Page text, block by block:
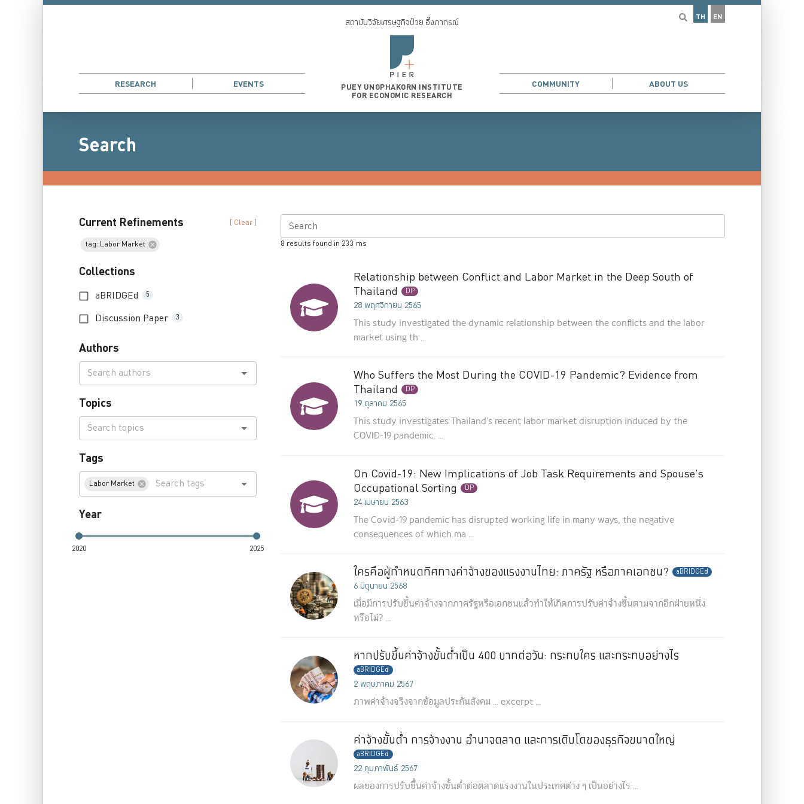
TH EN
RESEARCH EVENTS
สถาบันวิจัยเศรษฐกิจป๋วย อึ๊งภากรณ์
PUEY UNGPHAKORN INSTITUTE
FOR ECONOMIC RESEARCH
COMMUNITY ABOUT US
Search
Current Refinements
[ Clear ]
tag: Labor Market
Collections
aBRIDGEd 5
Discussion Paper 3
Authors
Topics
Tags
Labor Market
Year
2020 2025
Search
8 results found in 233 ms
Relationship between Conflict and Labor Market in the Deep South of
Thailand
DP
28 พฤศจิกายน 2565
This study investigated the dynamic relationship between the conflicts and the labor
market using th ...
Who Suffers the Most During the COVID-19 Pandemic? Evidence from
Thailand
DP
19 ตุลาคม 2565
This study investigates Thailand's recent labor market disruption induced by the
COVID-19 pandemic. ...
On Covid-19: New Implications of Job Task Requirements and Spouse's
Occupational Sorting
DP
24 เมษายน 2563
The Covid-19 pandemic has disrupted working life in many ways, the negative
consequences of which ma ...
ใครคือผู้กำหนดทิศทางค่าจ้างของแรงงานไทย: ภาครัฐ หรือภาคเอกชน? aBRIDGEd
6 มิถุนายน 2568
เมื่อมีการปรับขึ้นค่าจ้างจากภาครัฐหรือเอกชนแล้วทำให้เกิดการปรับค่าจ้างขึ้นตามจากอีกฝ่ายหนึ่ง
หรือไม่? ...
หากปรับขึ้นค่าจ้างขั้นต่ำเป็น 400 บาทต่อวัน: กระทบใคร และกระทบอย่างไร
aBRIDGEd
2 พฤษภาคม 2567
ภาพค่าจ้างจริงจากข้อมูลประกันสังคม ... excerpt ...
ค่าจ้างขั้นต่ำ การจ้างงาน อำนาจตลาด และการเติบโตของธุรกิจขนาดใหญ่
aBRIDGEd
22 กุมภาพันธ์ 2567
ผลของการปรับขึ้นค่าจ้างขั้นต่ำต่อตลาดแรงงานในประเทศต่าง ๆ เป็นอย่างไร ...